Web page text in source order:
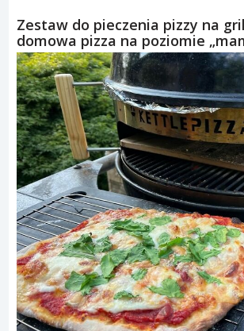
Zestaw do pieczenia pizzy na
domowa pizza na poziomie